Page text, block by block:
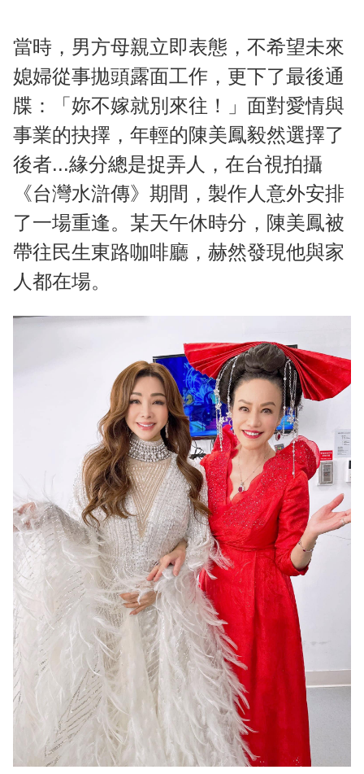
當時，男方母親立即表態，不希望未來
媳婦從事拋頭露面工作，更下了最後通
牒：「妳不嫁就別來往！」面對愛情與
事業的抉擇，年輕的陳美鳳毅然選擇了
後者...緣分總是捉弄人，在台視拍攝
《台灣水滸傳》期間，製作人意外安排
了一場重逢。某天午休時分，陳美鳳被
帶往民生東路咖啡廳，赫然發現他與家
人都在場。